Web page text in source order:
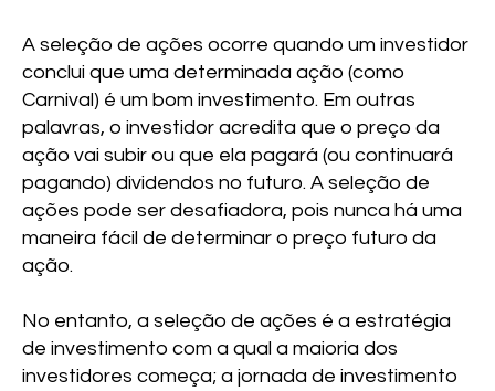
A seleção de ações ocorre quando um investidor
conclui que uma determinada ação (como
Carnival) é um bom investimento. Em outras
palavras, o investidor acredita que o preço da
ação vai subir ou que ela pagará (ou continuará
pagando) dividendos no futuro. A seleção de
ações pode ser desafiadora, pois nunca há uma
maneira fácil de determinar o preço futuro da
ação.
No entanto, a seleção de ações é a estratégia
de investimento com a qual a maioria dos
investidores começa; a jornada de investimento